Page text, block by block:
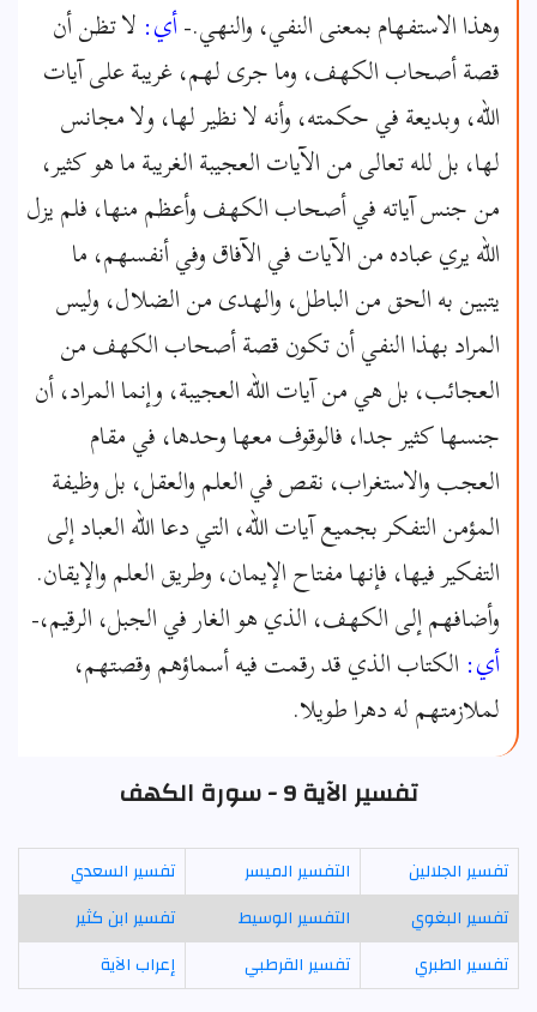
وهذا الاستفهام بمعنى النفي، والنهي.-أي: لا تظن أن
قصة أصحاب الكهف، وما جرى لهم، غريبة على آيات
الله، وبديعة في حكمته، وأنه لا نظير لها، ولا مجانس
لها، بل لله تعالى من الآيات العجيبة الغريبة ما هو كثير،
من جنس آياته في أصحاب الكهف وأعظم منها، فلم يزل
الله يري عباده من الآيات في الآفاق وفي أنفسهم، ما
يتبين به الحق من الباطل، والهدى من الضلال، وليس
المراد بهذا النفي أن تكون قصة أصحاب الكهف من
العجائب، بل هي من آيات الله العجيبة، وإنما المراد، أن
جنسها كثير جدا، فالوقوف معها وحدها، في مقام
العجب والاستغراب، نقص في العلم والعقل، بل وظيفة
المؤمن التفكر بجميع آيات الله، التي دعا الله العباد إلى
التفكير فيها، فإنها مفتاح الإيمان، وطريق العلم والإيقان.
وأضافهم إلى الكهف، الذي هو الغار في الجبل، الرقيم،-
أي: الكتاب الذي قد رقمت فيه أسماؤهم وقصتهم،
لملازمتهم له دهرا طويلا.
تفسير الآية 9 - سورة الكهف
تفسير الجلالين التفسير الميسر
تفسير السعدي
تفسير البغوي
التفسير الوسيط
تفسير ابن كثير
تفسير الطبري
تفسير القرطبي إعراب الآية